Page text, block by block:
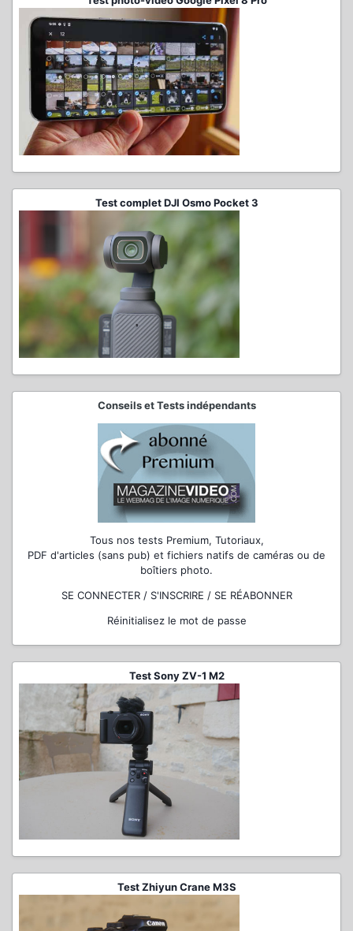
Test complet DJI Osmo Pocket 3
Conseils et Tests indépendants
Tous nos tests Premium, Tutoriaux,
PDF d'articles (sans pub) et fichiers natifs de caméras ou de
boîtiers photo.
SE CONNECTER / S'INSCRIRE / SE RÉABONNER
Réinitialisez le mot de passe
Test Sony ZV-1 M2
Test Zhiyun Crane M3S